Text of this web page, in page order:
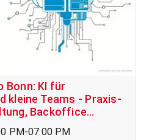
Bonn: KI für
kleine Teams - Praxis-
Backoffice
PM-07:00 PM